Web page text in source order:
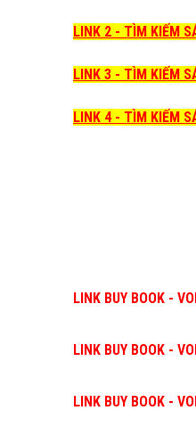
LINK 2 - TÌM KIẾM
LINK 3 - TÌM KIẾM
LINK 4 - TÌM KIẾM
LINK BUY BOOK -
LINK BUY BOOK -
LINK BUY BOOK -